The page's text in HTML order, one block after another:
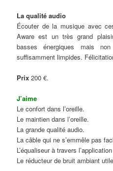
La qualité audio
Écouter de la musique avec
Aware est un très grand
basses énergiques mais
suffisamment limpides.
Prix 200 €.
J’aime
Le confort dans l’oreille.
Le maintien dans l’oreille.
La grande qualité audio.
La câble qui ne s’emmêle pas
L’équaliseur à travers
Le réducteur de bruit ambiant